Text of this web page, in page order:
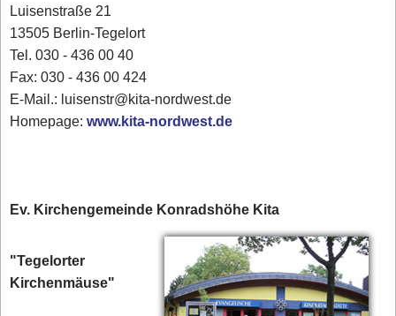
Luisenstraße 21
13505 Berlin-Tegelort
Tel. 030 - 436 00 40
Fax: 030 - 436 00 424
E-Mail.: luisenstr@kita-nordwest.de
Homepage:www.kita-nordwest.de
Ev. Kirchengemeinde Konradshöhe Kita
"Tegelorter
Kirchenmäuse"